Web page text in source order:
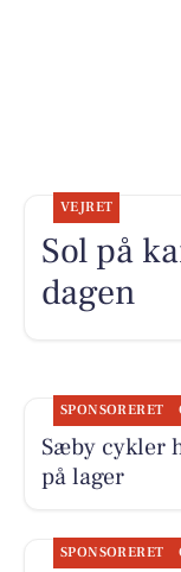
VEJRET
Sol på
dagen
SPONSORERET
Sæby cykler
på lager
SPONSORERET